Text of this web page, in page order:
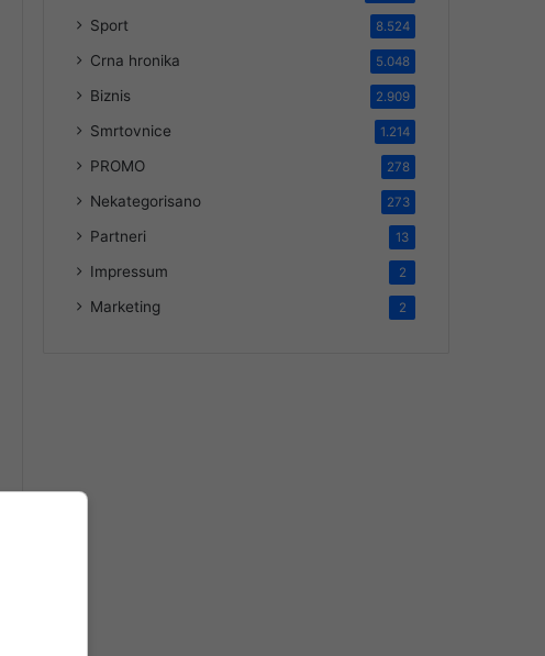
Sport 8.524
Crna hronika 5.048
Biznis 2.909
Smrtovnice 1.214
PROMO 278
Nekategorisano 273
Partneri 13
Impressum 2
Marketing 2